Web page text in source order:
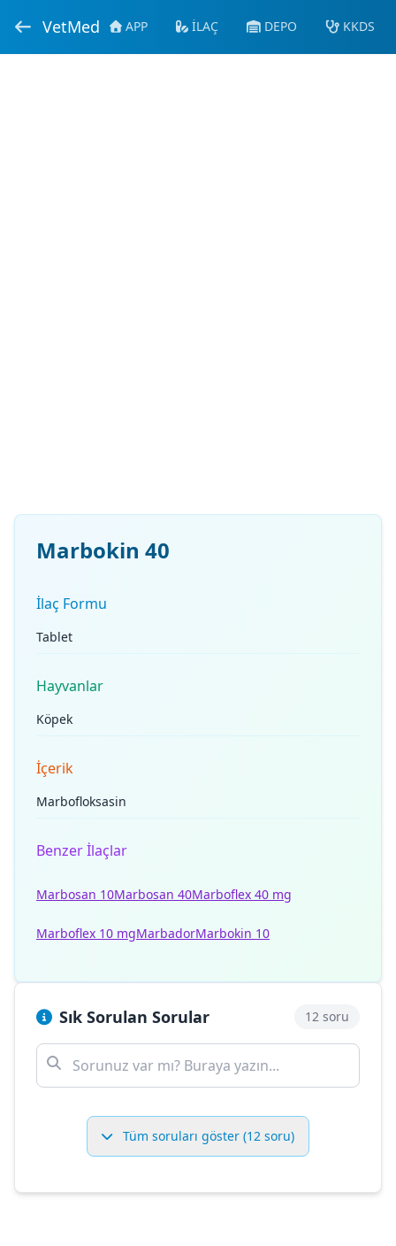
VetMed APP İLAÇ DEPO KKDS
Marbokin 40
İlaç Formu
Tablet
Hayvanlar
Köpek
İçerik
Marbofloksasin
Benzer İlaçlar
Marbosan 10Marbosan 40Marboflex 40 mg
Marboflex 10 mgMarbadorMarbokin 10
Sık Sorulan Sorular 12 soru
Tüm soruları göster (12 soru)